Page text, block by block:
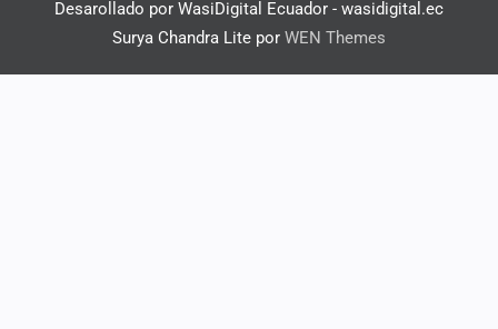
Desarollado por WasiDigital Ecuador - wasidigital.ec
Surya Chandra Lite por WEN Themes